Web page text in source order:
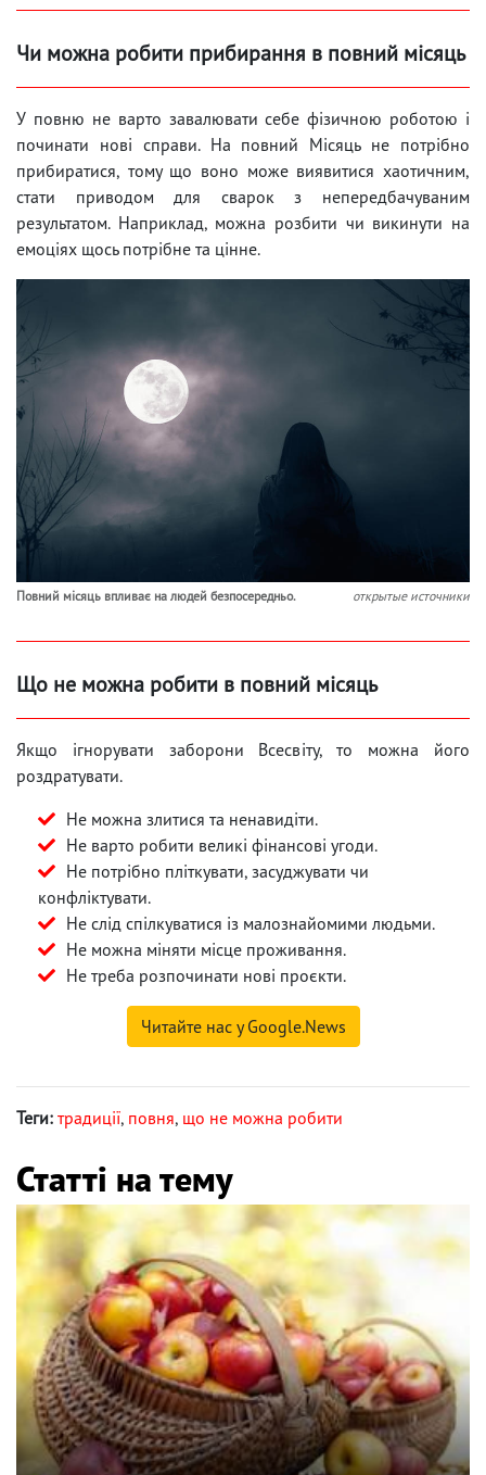
Чи можна робити прибирання в повний місяць
У повню не варто завалювати себе фізичною роботою і
починати нові справи. На повний Місяць не потрібно
прибиратися, тому що воно може виявитися хаотичним,
стати приводом для сварок з непередбачуваним
результатом. Наприклад, можна розбити чи викинути на
емоціях щось потрібне та цінне.
Повний місяць впливає на людей безпосередньо. открытые источники
Що не можна робити в повний місяць
Якщо ігнорувати заборони Всесвіту, то можна його
роздратувати.
Не можна злитися та ненавидіти.
Не варто робити великі фінансові угоди.
Не потрібно пліткувати, засуджувати чи
конфліктувати.
Не слід спілкуватися із малознайомими людьми.
Не можна міняти місце проживання.
Не треба розпочинати нові проєкти.
Читайте нас у Google.News
Теги: традиції, повня, що не можна робити
Статті на тему